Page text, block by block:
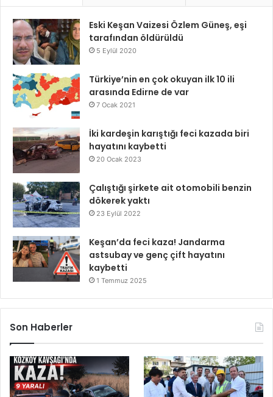
Eski Keşan Vaizesi Özlem Güneş, eşi
tarafından öldürüldü
5 Eylül 2020
Türkiye’nin en çok okuyan ilk 10 ili
arasında Edirne de var
7 Ocak 2021
İki kardeşin karıştığı feci kazada biri
hayatını kaybetti
20 Ocak 2023
Çalıştığı şirkete ait otomobili benzin
dökerek yaktı
23 Eylül 2022
Keşan’da feci kaza! Jandarma
astsubay ve genç çift hayatını
kaybetti
1 Temmuz 2025
Son Haberler